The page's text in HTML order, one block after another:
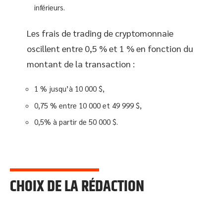
inférieurs.
Les frais de trading de cryptomonnaie
oscillent entre 0,5 % et 1 % en fonction du
montant de la transaction :
1 % jusqu’à 10 000 $,
0,75 % entre 10 000 et 49 999 $,
0,5% à partir de 50 000 $.
CHOIX DE LA RÉDACTION